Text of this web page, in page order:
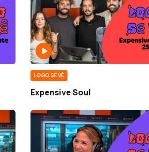
LOGO SE VÊ
Expensive Soul